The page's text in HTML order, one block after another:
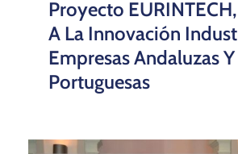
Proyecto
A La Innovación
Empresas Andaluzas Y
Portuguesas